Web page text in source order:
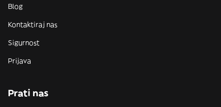
Blog
Kontaktiraj nas
Sigurnost
Prijava
Prati nas